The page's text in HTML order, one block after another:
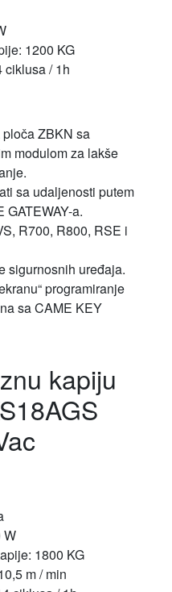
1200 KG
ciklusa / 1h
ZBKN sa
modulom za lakše
sa udaljenosti putem
a.
R700, R800, RSE i
sigurnosnih uređaja.
programiranje
sa CAME KEY
kapiju
W
1800 KG
m / min